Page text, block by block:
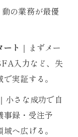
の業務が最優
ト ｜まずメー
入力など、失
実証する。
｜小さな成功で自
事録・受注予
へ広げる。